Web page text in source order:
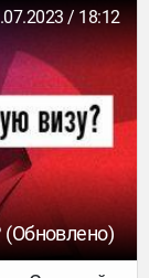
Лувра, в
ар-
пляжами, а
пор
вина
– charbon.
того,
/ 18:12
(обновлено)